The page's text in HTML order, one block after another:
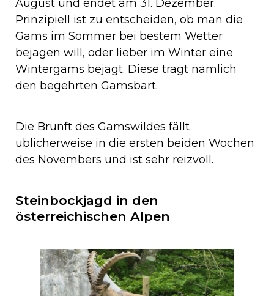
August und endet am 31. Dezember.
Prinzipiell ist zu entscheiden, ob man die
Gams im Sommer bei bestem Wetter
bejagen will, oder lieber im Winter eine
Wintergams bejagt. Diese trägt nämlich
den begehrten Gamsbart.
Die Brunft des Gamswildes fällt
üblicherweise in die ersten beiden Wochen
des Novembers und ist sehr reizvoll.
Steinbockjagd in den
österreichischen Alpen